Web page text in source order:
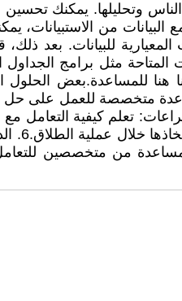
الناس وتحليلها. يمكنك
من الاستبيانات،
المعيارية للبيانات. بعد
المتاحة مثل برامج
من محترفين في العلاقات الزوجية لتعلم مهارات التواصل وحل
إيجاد حلول
النفسية والبحث عن مساعدة من